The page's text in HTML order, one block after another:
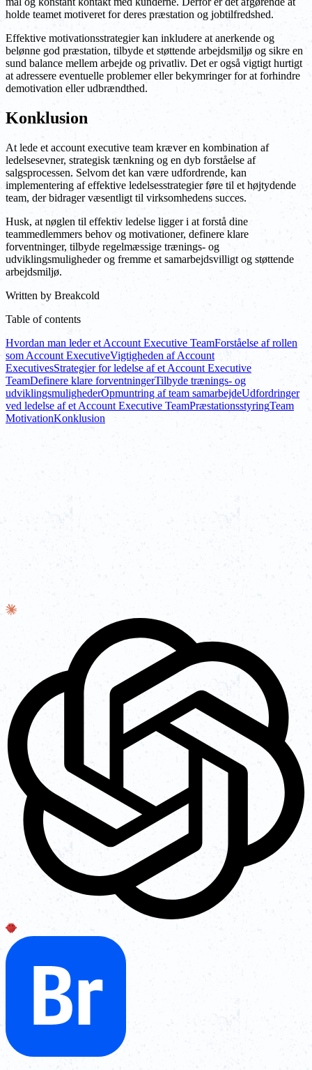
holde teamet motiveret for deres præstation og jobtilfredshed.
Effektive motivationsstrategier kan inkludere at anerkende og
belønne god præstation, tilbyde et støttende arbejdsmiljø og sikre en
sund balance mellem arbejde og privatliv. Det er også vigtigt hurtigt
at adressere eventuelle problemer eller bekymringer for at forhindre
demotivation eller udbrændthed.
Konklusion
At lede et account executive team kræver en kombination af
ledelsesevner, strategisk tænkning og en dyb forståelse af
salgsprocessen. Selvom det kan være udfordrende, kan
implementering af effektive ledelsesstrategier føre til et højtydende
team, der bidrager væsentligt til virksomhedens succes.
Husk, at nøglen til effektiv ledelse ligger i at forstå dine
teammedlemmers behov og motivationer, definere klare
forventninger, tilbyde regelmæssige trænings- og
udviklingsmuligheder og fremme et samarbejdsvilligt og støttende
arbejdsmiljø.
Written by Breakcold
Table of contents
Hvordan man leder et Account Executive TeamForståelse af rollen
som Account ExecutiveVigtigheden af Account
ExecutivesStrategier for ledelse af et Account Executive
TeamDefinere klare forventningerTilbyde trænings- og
udviklingsmulighederOpmuntring af team samarbejdeUdfordringer
ved ledelse af et Account Executive TeamPræstationsstyringTeam
MotivationKonklusion